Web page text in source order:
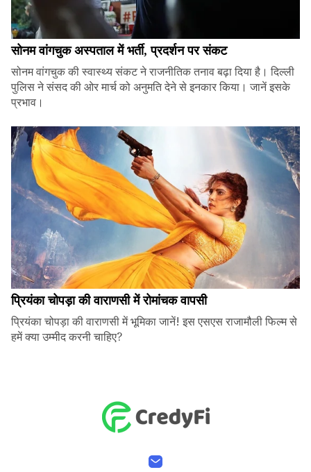
सोनम वांगचुक अस्पताल में भर्ती, प्रदर्शन पर संकट
सोनम वांगचुक की स्वास्थ्य संकट ने राजनीतिक तनाव बढ़ा दिया है। दिल्ली
पुलिस ने संसद की ओर मार्च को अनुमति देने से इनकार किया। जानें इसके
प्रभाव।
प्रियंका चोपड़ा की वाराणसी में रोमांचक वापसी
प्रियंका चोपड़ा की वाराणसी में भूमिका जानें! इस एसएस राजामौली फिल्म से
हमें क्या उम्मीद करनी चाहिए?